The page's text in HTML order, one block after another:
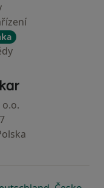
- Hlavní stránka
o.o.